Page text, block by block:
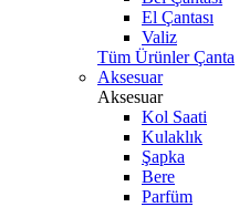
El Çantası
Valiz
Tüm Ürünler Çanta
Aksesuar
Aksesuar
Kol Saati
Kulaklık
Şapka
Bere
Parfüm